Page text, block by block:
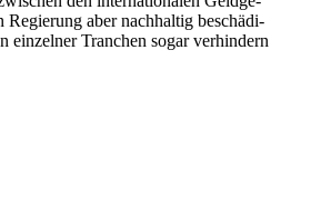
Regie­rung aber nach­hal­tig beschä­di­
ein­zel­ner Tran­chen sogar ver­hin­dern